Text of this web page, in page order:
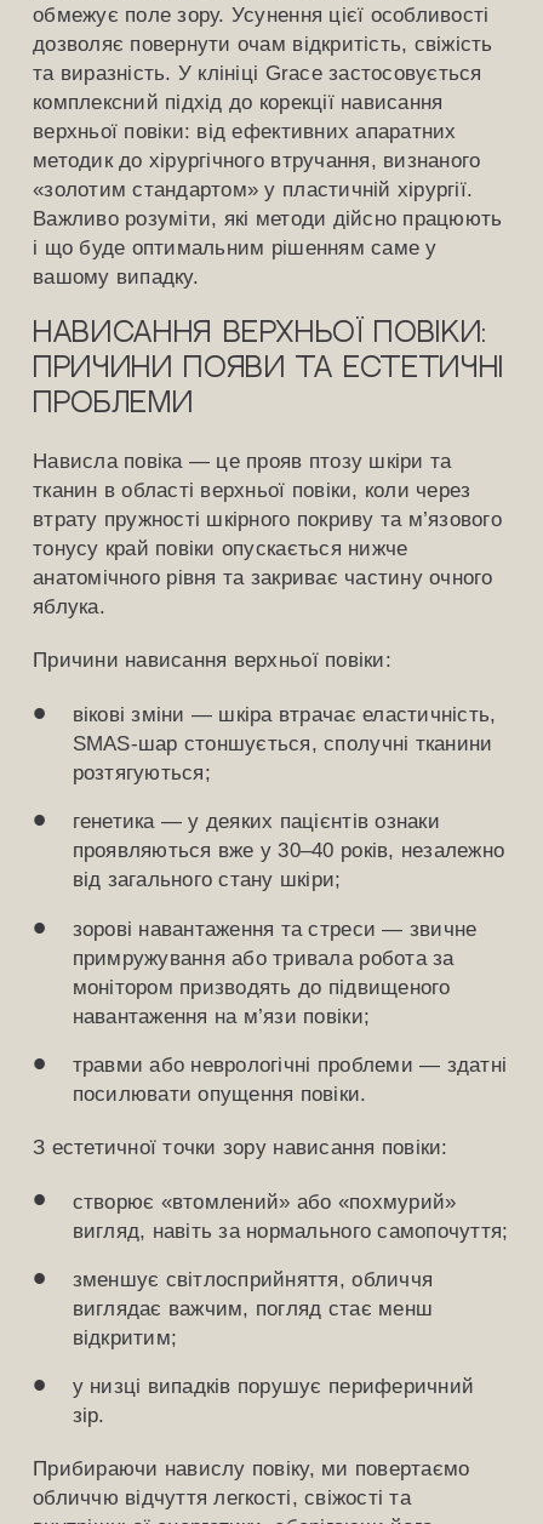
обмежує поле зору. Усунення цієї особливості
дозволяє повернути очам відкритість, свіжість
та виразність. У клініці Grace застосовується
комплексний підхід до корекції нависання
верхньої повіки: від ефективних апаратних
методик до хірургічного втручання, визнаного
«золотим стандартом» у пластичній хірургії.
Важливо розуміти, які методи дійсно працюють
і що буде оптимальним рішенням саме у
вашому випадку.
Нависання верхньої повіки:
причини появи та естетичні
проблеми
Нависла повіка — це прояв птозу шкіри та
тканин в області верхньої повіки, коли через
втрату пружності шкірного покриву та м’язового
тонусу край повіки опускається нижче
анатомічного рівня та закриває частину очного
яблука.
Причини нависання верхньої повіки:
вікові зміни — шкіра втрачає еластичність,
SMAS-шар стоншується, сполучні тканини
розтягуються;
генетика — у деяких пацієнтів ознаки
проявляються вже у 30–40 років, незалежно
від загального стану шкіри;
зорові навантаження та стреси — звичне
примружування або тривала робота за
монітором призводять до підвищеного
навантаження на м’язи повіки;
травми або неврологічні проблеми — здатні
посилювати опущення повіки.
З естетичної точки зору нависання повіки:
створює «втомлений» або «похмурий»
вигляд, навіть за нормального самопочуття;
зменшує світлосприйняття, обличчя
виглядає важчим, погляд стає менш
відкритим;
у низці випадків порушує периферичний
зір.
Прибираючи навислу повіку, ми повертаємо
обличчю відчуття легкості, свіжості та